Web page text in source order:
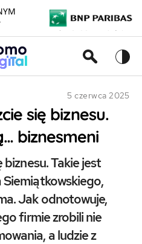
5 czerwca 2025
się biznesu.
biznesmeni
biznesu. Takie jest
Siemiątkowskiego,
Jak odnotowuje,
firmie zrobili nie
a ludzie z